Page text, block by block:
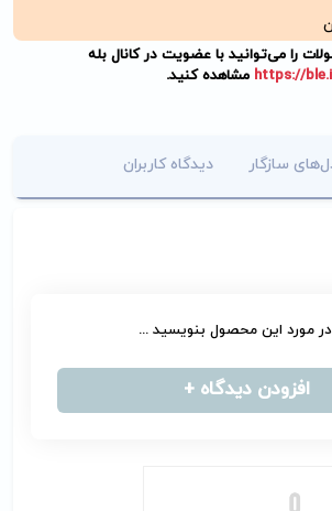
را می‌توانید با عضویت در کانال بله
https:// مشاهده کنید.
سازگار دیدگاه کاربران
در مورد این محصول بنویسید ...
افزودن دیدگاه +